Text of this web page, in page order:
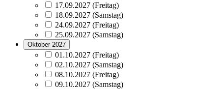
17.09.2027 (Freitag)
18.09.2027 (Samstag)
24.09.2027 (Freitag)
25.09.2027 (Samstag)
Oktober 2027
01.10.2027 (Freitag)
02.10.2027 (Samstag)
08.10.2027 (Freitag)
09.10.2027 (Samstag)